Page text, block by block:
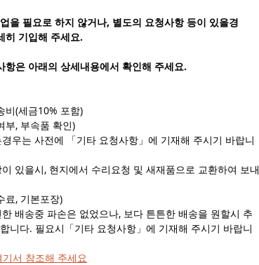
을 필요로 하지 않거나, 별도의 요청사항 등이 있을경
히 기입해 주세요.
항은 아래의 상세내용에서 확인해 주세요.
(세금10% 포함)
, 부속품 확인)
우는 사전에 「기타 요청사항」에 기재해 주시기 바랍니
있을시, 현지에서 수리요청 및 새재품으로 교환하여 보내
료, 기본포장)
배송중 파손은 없었으나, 보다 튼튼한 배송을 원할시 추
니다. 필요시「기타 요청사항」에 기재해 주시기 바랍니
서 참조해 주세요